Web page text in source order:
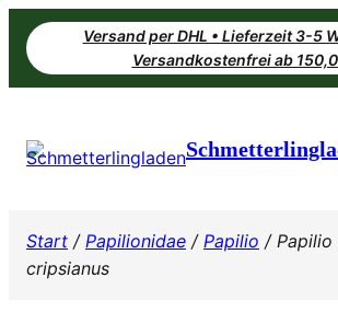
Zum
Inhalt
springen
Versand per DHL • Lieferzeit 3-5
Versandkostenfrei ab
Start / Papilionidae / Papilio / Papilio
cripsianus